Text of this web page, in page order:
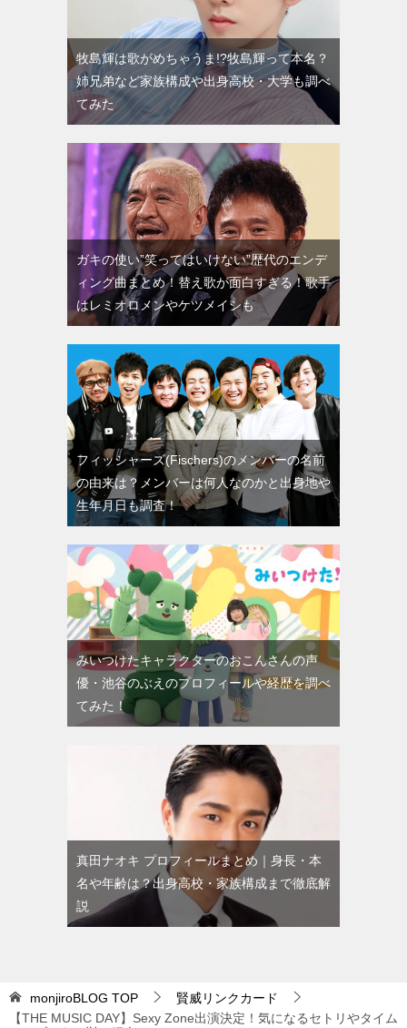
牧島輝は歌がめちゃうま!?牧島輝って本名？
姉兄弟など家族構成や出身高校・大学も調べ
てみた
ガキの使い”笑ってはいけない”歴代のエンデ
ィング曲まとめ！替え歌が面白すぎる！歌手
はレミオロメンやケツメイシも
フィッシャーズ(Fischers)のメンバーの名前
の由来は？メンバーは何人なのかと出身地や
生年月日も調査！
みいつけたキャラクターのおこんさんの声
優・池谷のぶえのプロフィールや経歴を調べ
てみた！
真田ナオキ プロフィールまとめ｜身長・本
名や年齢は？出身高校・家族構成まで徹底解
説
monjiroBLOG TOP
賢威リンクカード
【THE MUSIC DAY】Sexy Zone出演決定！気になるセトリやタイム